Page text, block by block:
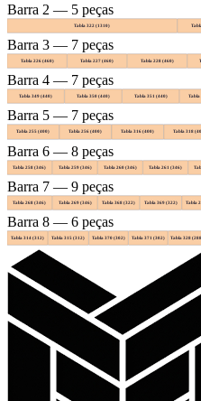
Barra 2 — 5 peças
Tabla 322 (1310)
Barra 3 — 7 peças
Tabla 226 (460) Tabla 227 (460) Tabla 228 (460)
Barra 4 — 7 peças
Tabla 349 (440) Tabla 350 (440) Tabla 351 (440)
Barra 5 — 7 peças
Tabla 255 (400) Tabla 256 (400) Tabla 316 (400) Tabla 318
Barra 6 — 8 peças
Tabla 258 (346) Tabla 259 (346) Tabla 260 (346) Tabla 261 (346)
Barra 7 — 9 peças
Tabla 268 (346) Tabla 269 (346) Tabla 368 (322) Tabla 369 (322) Tabla
Barra 8 — 6 peças
Tabla 314 (312) Tabla 315 (312) Tabla 370 (302) Tabla 371 (302) Tabla 328